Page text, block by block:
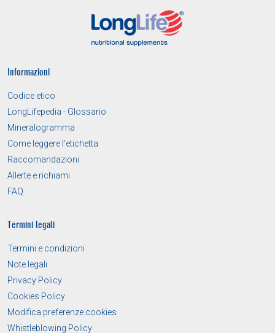
Informazioni
Codice etico
LongLifepedia - Glossario
Mineralogramma
Come leggere l'etichetta
Raccomandazioni
Allerte e richiami
FAQ
Termini legali
Termini e condizioni
Note legali
Privacy Policy
Cookies Policy
Modifica preferenze cookies
Whistleblowing Policy